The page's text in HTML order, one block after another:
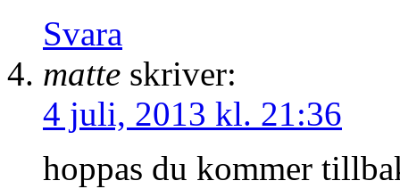
Svara
matte skriver:
4 juli, 2013 kl. 21:36
hoppas du kommer